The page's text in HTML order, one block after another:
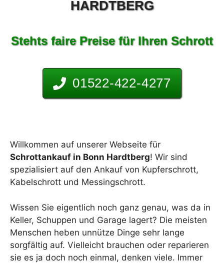
HARDTBERG
Stehts faire Preise für Ihren Schrott
01522-422-4277
Willkommen auf unserer Webseite für
Schrottankauf in Bonn Hardtberg! Wir sind
spezialisiert auf den Ankauf von Kupferschrott,
Kabelschrott und Messingschrott.
Wissen Sie eigentlich noch ganz genau, was da in
Keller, Schuppen und Garage lagert? Die meisten
Menschen heben unnütze Dinge sehr lange
sorgfältig auf. Vielleicht brauchen oder reparieren
sie es ja doch noch einmal, denken viele. Immer